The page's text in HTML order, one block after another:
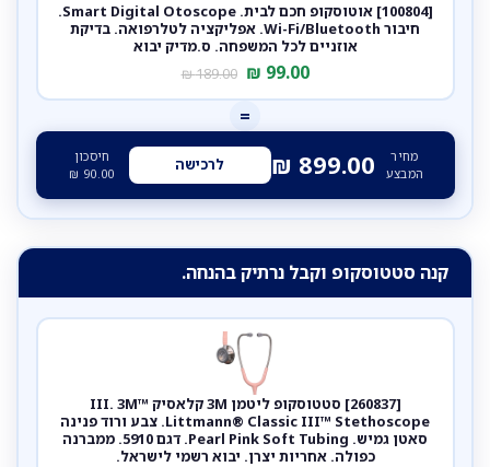
[100804] אוטוסקופ חכם לבית. Smart Digital Otoscope.
חיבור Wi-Fi/Bluetooth. אפליקציה לטלרפואה. בדיקת
אוזניים לכל המשפחה. ס.מדיק יבוא
99.00
₪
189.00
₪
=
מחיר
המבצע
899.00
₪ לרכישה
חיסכון
90.00
₪
קנה סטטוסקופ וקבל נרתיק בהנחה.
[260837] סטטוסקופ ליטמן 3M קלאסיק III. 3M™
Littmann® Classic III™ Stethoscope. צבע ורוד פנינה
סאטן גמיש. Pearl Pink Soft Tubing. דגם 5910. ממברנה
כפולה. אחריות יצרן. יבוא רשמי לישראל.